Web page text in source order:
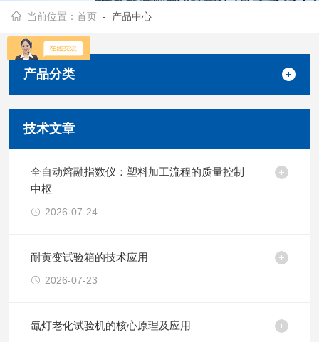
当前位置：首页 - 产品中心
产品分类
技术文章
全自动熔融指数仪：塑料加工流程的质量控制
中枢
2026-07-24
耐黄变试验箱的技术应用
2026-07-23
氙灯老化试验机的核心原理及应用